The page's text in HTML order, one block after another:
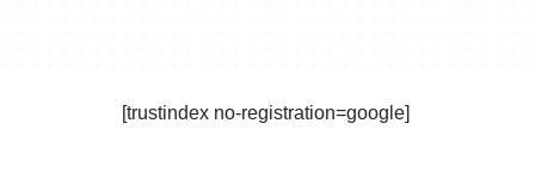
[trustindex no-registration=google]